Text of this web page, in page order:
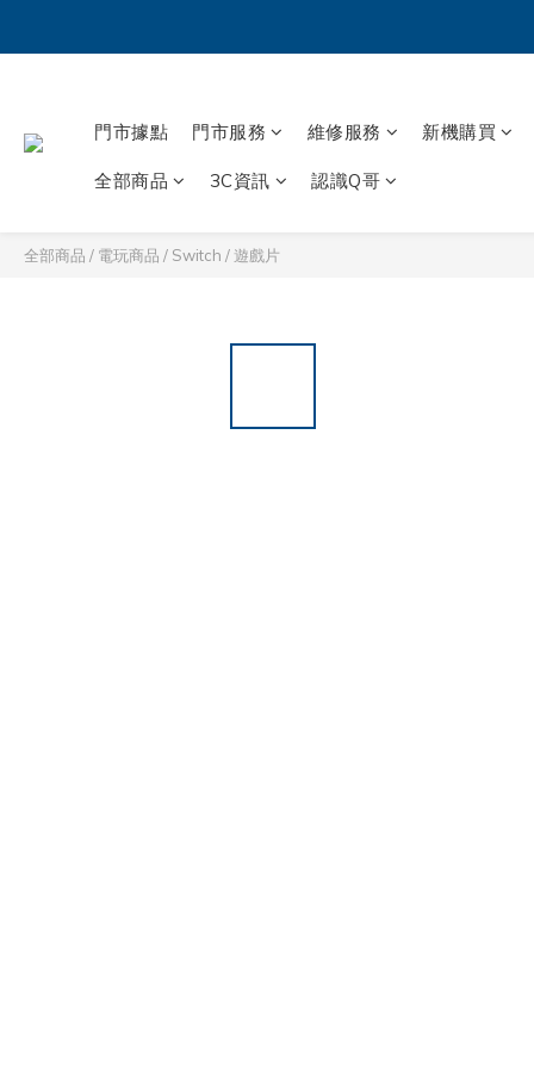
門市據點 門市服務 維修服務 新機購買
全部商品 3C資訊 認識Q哥
全部商品 / 電玩商品 / Switch /遊戲片